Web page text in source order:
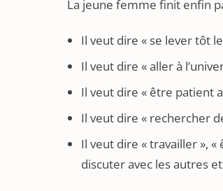
La jeune femme finit enfin
Il veut dire « se lever tôt
Il veut dire « aller à
Il veut dire « être patient
Il veut dire « rechercher
Il veut dire « travailler »,
discuter avec les autres